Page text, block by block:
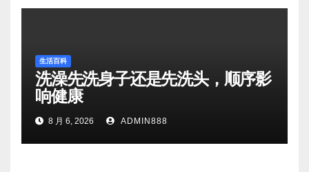
生活百科
洗澡先洗身子还是先洗头，顺序影
响健康
8 月 6, 2026 ADMIN888